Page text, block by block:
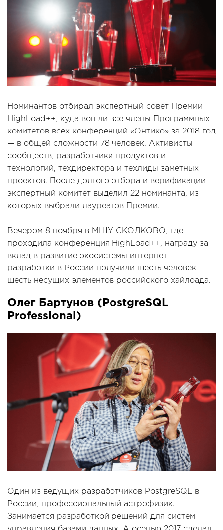
Номинантов отбирал экспертный совет Премии
HighLoad++, куда вошли все члены Программных
комитетов всех конференций «Онтико» за 2018 год
— в общей сложности 78 человек. Активисты
сообществ, разработчики продуктов и
технологий, техдиректора и техлиды заметных
проектов. После долгого отбора и верификации
экспертный комитет выделил 22 номинанта, из
которых выбрали лауреатов Премии.
Вечером 8 ноября в МШУ СКОЛКОВО, где
проходила конференция HighLoad++, награду за
вклад в развитие экосистемы интернет-
разработки в России получили шесть человек —
шесть несущих элементов российского хайлоада.
Олег Бартунов (PostgreSQL
Professional)
Один из ведущих разработчиков PostgreSQL в
России, профессиональный астрофизик.
Занимается разработкой решений для систем